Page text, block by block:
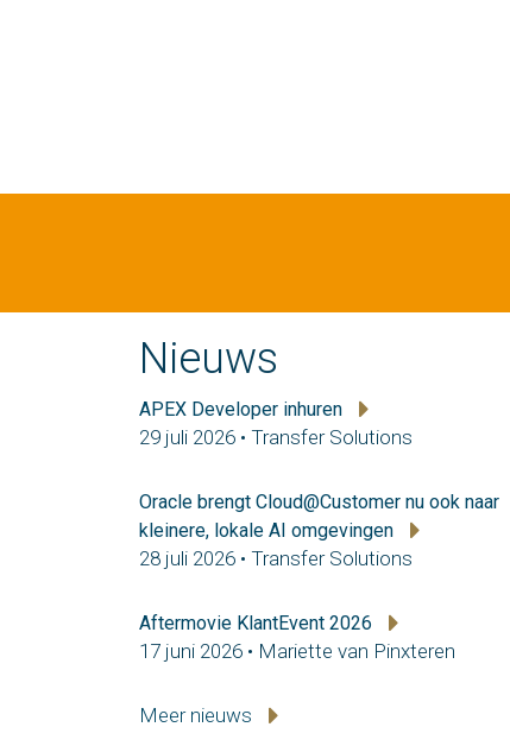
Nieuws
APEX Developer inhuren
29 juli 2026 • Transfer Solutions
Oracle brengt Cloud@Customer nu ook naar
kleinere, lokale AI omgevingen
28 juli 2026 • Transfer Solutions
Aftermovie KlantEvent 2026
17 juni 2026 • Mariette van Pinxteren
Meer nieuws